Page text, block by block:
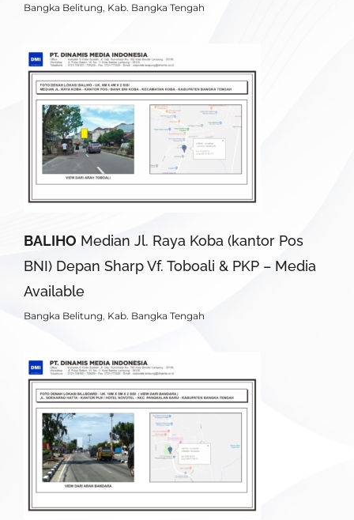
Bangka Belitung Kab. Bangka Tengah
BALIHO Median Jl. Raya Koba (kantor Pos
BNI) Depan Sharp Vf. Toboali & PKP – Media
Available
Bangka Belitung Kab. Bangka Tengah